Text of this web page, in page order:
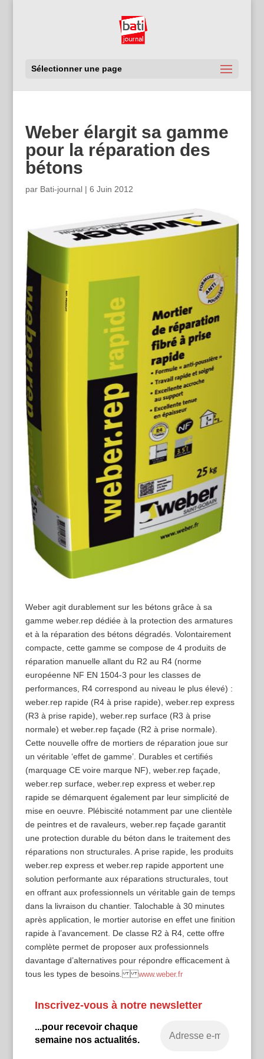
Sélectionner une page
Weber élargit sa gamme
pour la réparation des
bétons
par Bati-journal| 6 Juin 2012
Weber agit durablement sur les bétons grâce à sa
gamme weber.rep dédiée à la protection des armatures
et à la réparation des bétons dégradés. Volontairement
compacte, cette gamme se compose de 4 produits de
réparation manuelle allant du R2 au R4 (norme
européenne NF EN 1504-3 pour les classes de
performances, R4 correspond au niveau le plus élevé) :
weber.rep rapide (R4 à prise rapide), weber.rep express
(R3 à prise rapide), weber.rep surface (R3 à prise
normale) et weber.rep façade (R2 à prise normale).
Cette nouvelle offre de mortiers de réparation joue sur
un véritable ‘effet de gamme’. Durables et certifiés
(marquage CE voire marque NF), weber.rep façade,
weber.rep surface, weber.rep express et weber.rep
rapide se démarquent également par leur simplicité de
mise en oeuvre. Plébiscité notamment par une clientèle
de peintres et de ravaleurs, weber.rep façade garantit
une protection durable du béton dans le traitement des
réparations non structurales. A prise rapide, les produits
weber.rep express et weber.rep rapide apportent une
solution performante aux réparations structurales, tout
en offrant aux professionnels un véritable gain de temps
dans la livraison du chantier. Talochable à 30 minutes
après application, le mortier autorise en effet une finition
rapide à l’avancement. De classe R2 à R4, cette offre
complète permet de proposer aux professionnels
davantage d’alternatives pour répondre efficacement à
tous les types de besoins.www.weber.fr
Inscrivez-vous à notre newsletter
...pour recevoir chaque
semaine nos actualités.